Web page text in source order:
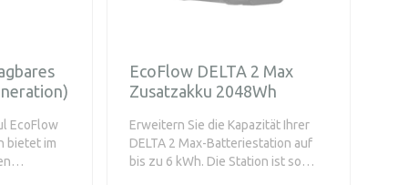
EcoFlow
bietet im
EcoFlow DELTA 2 Max
Zusatzakku 2048Wh
Erweitern Sie die Kapazität Ihrer
DELTA 2 Max-Batteriestation auf
bis zu 6 kWh. Die Station ist so